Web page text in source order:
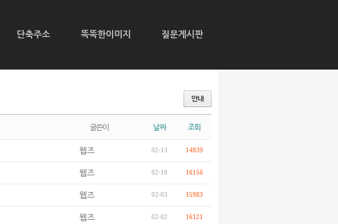
단축주소 똑똑한이미지 질문게시판
글쓴이 날짜 조회
웹즈 02-13 14839
웹즈 02-10 16156
웹즈 02-03 15983
웹즈 02-02 16121